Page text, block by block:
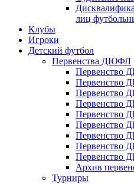
лиц
Клубы
Игроки
Детский футбол
Первенства ДЮФЛ
Первенство
Первенство
Первенство
Первенство
Первенство
Первенство
Первенство
Первенство
Первенство
Архив
Турниры